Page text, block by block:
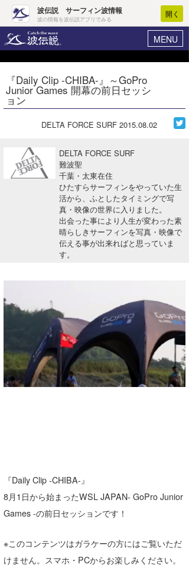
波伝説 サーフィン波情報
波の情報を波伝説アプリでみる
開く
MENU
ヘルプ マイホーム
ログイン
WAVE HUNTER波予想ツール
サーフィンエリアガイド
会員メニュー
今月のプレゼント
『Daily Clip -CHIBA-』～GoPro
Junior Games 開幕の前日セッシ
ョン
DELTA FORCE SURF 2015.08.02
DELTA FORCE SURF
難波聖
千葉・太東在住
ひたすらサーフィンをやっていた生
活から、ふとしたタイミングで写
真・映像の世界に入りました。
出会った事により人生が変わった素
晴らしきサーフィンを写真・映像で
伝える事が出来ればと思っていま
す。
『Daily Clip -CHIBA-』
8月1日から始まったWSL JAPAN- GoPro Junior
Games -の前日セッションです！
※このコンテンツはガラケーの方にはご覧いただ
けません。スマホ・PCからお楽しみください。
Core Surf Japan
コンテスト
ファッション/グッズ
アート＆エンタメ
コラム
ショップ情報
ショップ情報
千葉北
千葉南
大阪
ルール＆How to
VOTE!
サーファーズ
Core Surf Japan
Naoya Kimoto
メディア